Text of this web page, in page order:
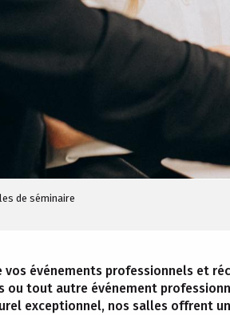
de séminaire
vos événements professionnels et
ou tout autre événement
exceptionnel, nos salles offrent